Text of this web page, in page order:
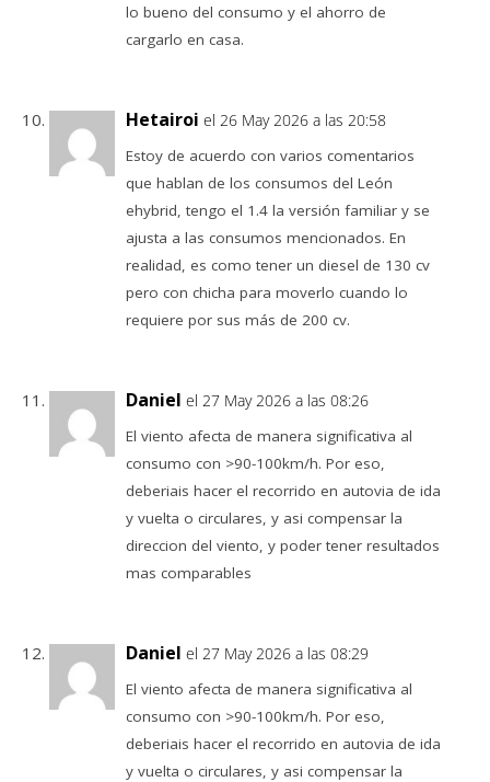
lo bueno del consumo y el ahorro de
cargarlo en casa.
Hetairoi el 26 May 2026 a las 20:58
Estoy de acuerdo con varios comentarios
que hablan de los consumos del León
ehybrid, tengo el 1.4 la versión familiar y se
ajusta a las consumos mencionados. En
realidad, es como tener un diesel de 130 cv
pero con chicha para moverlo cuando lo
requiere por sus más de 200 cv.
Daniel el 27 May 2026 a las 08:26
El viento afecta de manera significativa al
consumo con >90-100km/h. Por eso,
deberiais hacer el recorrido en autovia de ida
y vuelta o circulares, y asi compensar la
direccion del viento, y poder tener resultados
mas comparables
Daniel el 27 May 2026 a las 08:29
El viento afecta de manera significativa al
consumo con >90-100km/h. Por eso,
deberiais hacer el recorrido en autovia de ida
y vuelta o circulares, y asi compensar la